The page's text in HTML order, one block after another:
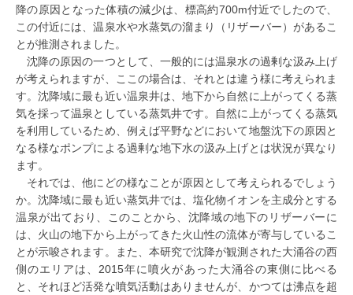
降の原因となった体積の減少は、標高約700m付近でしたので、
この付近には、温泉水や水蒸気の溜まり（リザーバー）があるこ
とが推測されました。
沈降の原因の一つとして、一般的には温泉水の過剰な汲み上げ
が考えられますが、ここの場合は、それとは違う様に考えられま
す。沈降域に最も近い温泉井は、地下から自然に上がってくる蒸
気を採って温泉としている蒸気井です。自然に上がってくる蒸気
を利用しているため、例えば平野などにおいて地盤沈下の原因と
なる様なポンプによる過剰な地下水の汲み上げとは状況が異なり
ます。
それでは、他にどの様なことが原因として考えられるでしょう
か。沈降域に最も近い蒸気井では、塩化物イオンを主成分とする
温泉が出ており、このことから、沈降域の地下のリザーバーに
は、火山の地下から上がってきた火山性の流体が寄与しているこ
とが示唆されます。また、本研究で沈降が観測された大涌谷の西
側のエリアは、2015年に噴火があった大涌谷の東側に比べる
と、それほど活発な噴気活動はありませんが、かつては沸点を超